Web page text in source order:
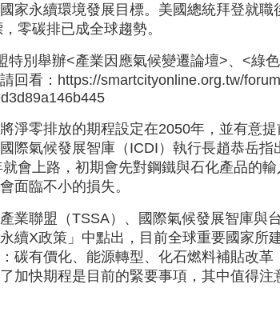
家永續環境發展目標。美國總統拜登就
零碳排已成全球趨勢。
特別舉辦<產業因應氣候變遷論壇>、<綠
回看： https://smartcityonline.org.tw/
淨零排放的期程設定在2050年，並有意
際氣候發展智庫（ICDI）執行長趙恭岳
會上路，初期會先對鋼鐵與石化產品的
面臨不小的損失。
業聯盟（TSSA）、國際氣候發展智庫與
續X政策」中點出，目前全球重要國家所
碳有價化、能源轉型、化石燃料補貼改
加快期程是目前的緊要事項，其中值得